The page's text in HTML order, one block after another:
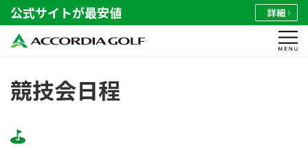
公式サイトが最安値 詳細
競技会日程